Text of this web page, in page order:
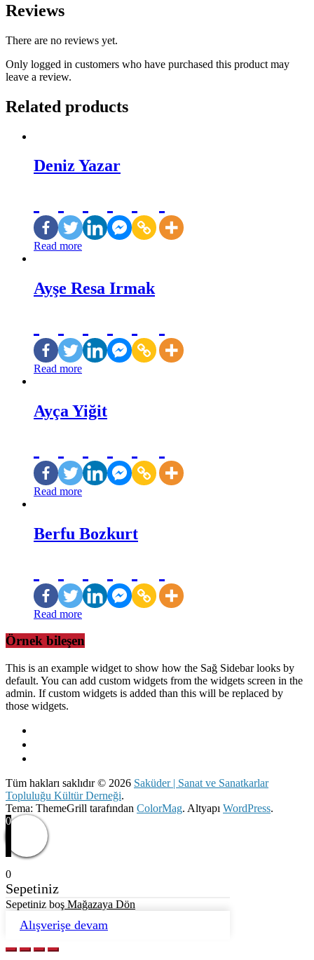
Reviews
There are no reviews yet.
Only logged in customers who have purchased this product may
leave a review.
Related products
Deniz Yazar
Read more
Ayşe Resa Irmak
Read more
Ayça Yiğit
Read more
Berfu Bozkurt
Read more
Örnek bileşen
This is an example widget to show how the Sağ Sidebar looks by
default. You can add custom widgets from the widgets screen in the
admin. If custom widgets is added than this will be replaced by
those widgets.
Tüm hakları saklıdır © 2026 Saküder | Sanat ve Sanatkarlar
Topluluğu Kültür Derneği.
Tema: ThemeGrill tarafından ColorMag. Altyapı WordPress.
0
0
Sepetiniz
Sepetiniz boş Mağazaya Dön
Alışverişe devam